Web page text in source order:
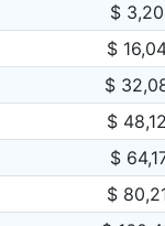
$
$
$
$
$
$